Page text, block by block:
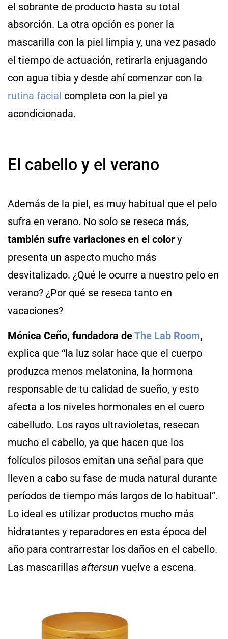
el sobrante de producto hasta su total
absorción. La otra opción es poner la
mascarilla con la piel limpia y, una vez pasado
el tiempo de actuación, retirarla enjuagando
con agua tibia y desde ahí comenzar con la
rutina facial completa con la piel ya
acondicionada.
El cabello y el verano
Además de la piel, es muy habitual que el pelo
sufra en verano. No solo se reseca más,
también sufre variaciones en el color y
presenta un aspecto mucho más
desvitalizado. ¿Qué le ocurre a nuestro pelo en
verano? ¿Por qué se reseca tanto en
vacaciones?
Mónica Ceño, fundadora deThe Lab Room,
explica que “la luz solar hace que el cuerpo
produzca menos melatonina, la hormona
responsable de tu calidad de sueño, y esto
afecta a los niveles hormonales en el cuero
cabelludo. Los rayos ultravioletas, resecan
mucho el cabello, ya que hacen que los
folículos pilosos emitan una señal para que
lleven a cabo su fase de muda natural durante
períodos de tiempo más largos de lo habitual”.
Lo ideal es utilizar productos mucho más
hidratantes y reparadores en esta época del
año para contrarrestar los daños en el cabello.
Las mascarillas aftersun vuelve a escena.